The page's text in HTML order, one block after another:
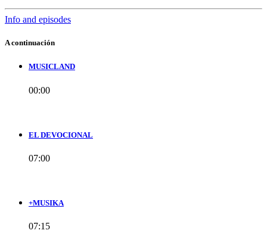
Info and episodes
A continuación
MUSICLAND
00:00
EL DEVOCIONAL
07:00
+MUSIKA
07:15